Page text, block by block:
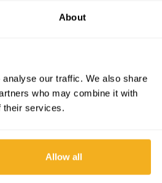
About
our traffic. We also share
who may combine it with
their services.
Allow all
PÁGINA
Até os bravos se
e tenta